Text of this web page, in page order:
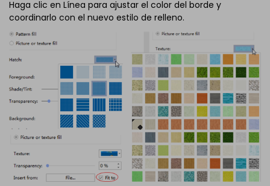
Haga clic en Línea para ajustar el color del borde y
coordinarlo con el nuevo estilo de relleno.